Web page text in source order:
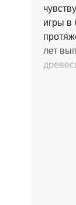
игры в
лет